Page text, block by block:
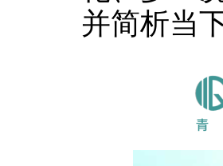
并简析当